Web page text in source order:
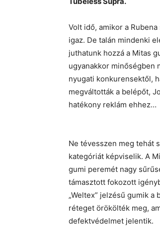
Volt idő, amikor a
igaz. De talán mindenki
juthatunk hozzá a Mitas
ugyanakkor minőségben
nyugati konkurensektől,
megváltották a belépőt,
hatékony reklám ehhez…
Ne tévesszen meg tehát
kategóriát képviselik. A
gumi peremét nagy
támasztott fokozott
„Weltex” jelzésű gumik
réteget örökölték meg,
defektvédelmet jelentik.